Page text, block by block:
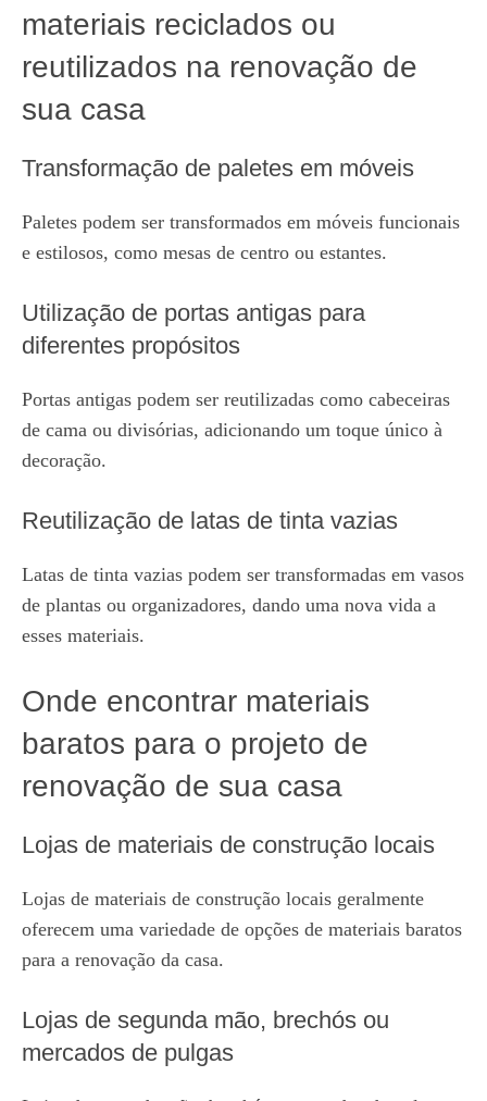
materiais reciclados ou
reutilizados na renovação de
sua casa
Transformação de paletes em móveis
Paletes podem ser transformados em móveis funcionais
e estilosos, como mesas de centro ou estantes.
Utilização de portas antigas para
diferentes propósitos
Portas antigas podem ser reutilizadas como cabeceiras
de cama ou divisórias, adicionando um toque único à
decoração.
Reutilização de latas de tinta vazias
Latas de tinta vazias podem ser transformadas em vasos
de plantas ou organizadores, dando uma nova vida a
esses materiais.
Onde encontrar materiais
baratos para o projeto de
renovação de sua casa
Lojas de materiais de construção locais
Lojas de materiais de construção locais geralmente
oferecem uma variedade de opções de materiais baratos
para a renovação da casa.
Lojas de segunda mão, brechós ou
mercados de pulgas